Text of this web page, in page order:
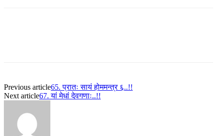
Previous article65. प्रातः सायं होममन्त्र ६..!!
Next article67. यां मेधां देवगणाः..!!